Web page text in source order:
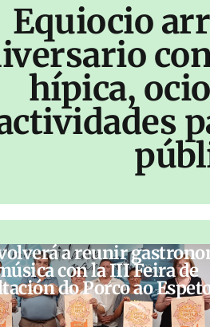
Equiocio
hípica,
a reunir
con la III Feira de
do Porco ao